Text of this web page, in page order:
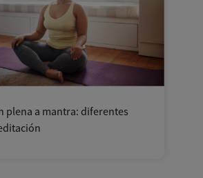
plena a mantra: diferentes